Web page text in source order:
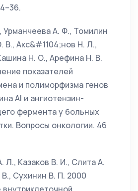
А. Ф., Томилин
В., Акс&#1104;нов Н. Л.,
Н. О., Арефина Н. В.
показателей
и полиморфизма генов
АI и ангиотензин-
фермента у больных
Вопросы онкологии. 46
Л., Казаков В. И., Слита А.
Сухинин В. П. 2000